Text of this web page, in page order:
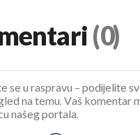
(0)
se u raspravu – podijelite
na temu. Vaš komentar
našeg portala.